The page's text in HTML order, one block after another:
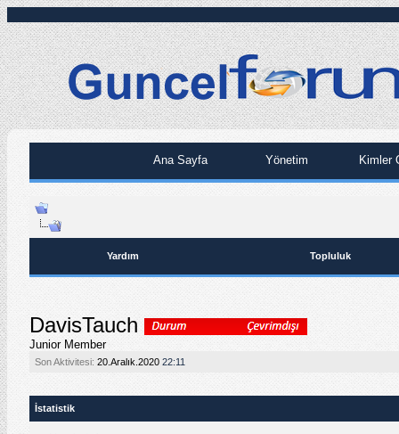
Ana Sayfa Yönetim Kimler
Yardım Topluluk
DavisTauch
Junior Member
Son Aktivitesi: 20.Aralık.2020 22:11
İstatistik